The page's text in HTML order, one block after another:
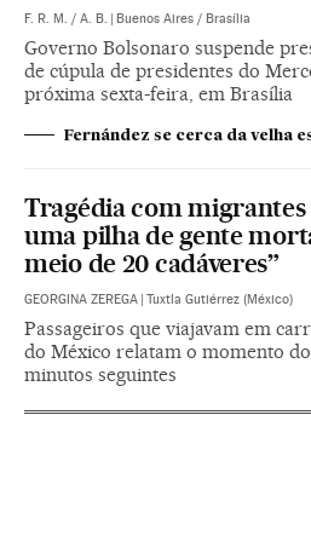
F. R. M. / A. B. Buenos Aires / Brasília
Governo Bolsonaro suspende
de cúpula de presidentes do
próxima sexta-feira, em Brasília
Fernández se cerca da velha
Tragédia com
uma pilha de gente
meio de 20 cadáveres”
GEORGINA ZEREGA Tuxtla Gutiérrez (México)
Passageiros que viajavam em
do México relatam o momento
minutos seguintes